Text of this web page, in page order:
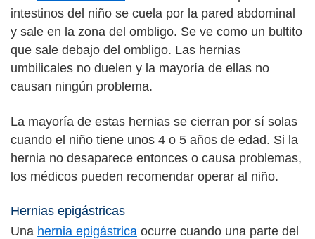
intestinos del niño se cuela por la pared abdominal
y sale en la zona del ombligo. Se ve como un bultito
que sale debajo del ombligo. Las hernias
umbilicales no duelen y la mayoría de ellas no
causan ningún problema.
La mayoría de estas hernias se cierran por sí solas
cuando el niño tiene unos 4 o 5 años de edad. Si la
hernia no desaparece entonces o causa problemas,
los médicos pueden recomendar operar al niño.
Hernias epigástricas
Una hernia epigástrica ocurre cuando una parte del